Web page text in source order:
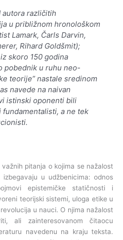
autora različitih
u približnom hronološkom
Lamark, Čarls Darvin,
Rihard Goldšmit);
skoro 150 godina
pobednik u ruhu neo-
teorije” nastale sredinom
navede na naivan
istinski oponenti bili
a ne tek
pitanja o kojima se nažalost
u udžbenicima: odnos
epistemičke statičnosti i
teorijski sistemi, uloga etike u
u nauci. O njima nažalost
ali zainteresovanom čitaocu
navedenu na kraju teksta.